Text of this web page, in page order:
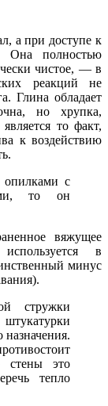
а при доступе к
Она полностью
чистое, — в
реакций не
Глина обладает
но хрупка,
то факт,
к воздействию
опилками с
то он
вяжущее
в
минус
стружки
штукатурки
назначения.
стены это
тепло